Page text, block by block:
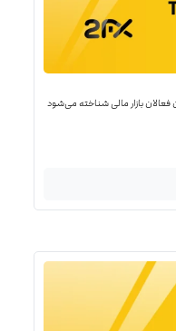
فعالان بازار مالی شناخته می‌شود